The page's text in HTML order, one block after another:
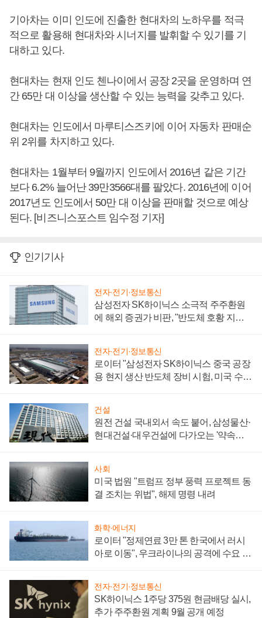
기아차는 이미 인도에 진출한 현대차의 노하우를 적극
적으로 활용해 현대차와 시너지를 발휘할 수 있기를 기
대하고 있다.
현대차는 현재 인도 첸나이에서 공장 2곳을 운영하며 연
간 65만 대 이상을 생산할 수 있는 능력을 갖추고 있다.
현대차는 인도에서 마루티스즈키에 이어 자동차 판매순
위 2위를 차지하고 있다.
현대차는 1월부터 9월까지 인도에서 2016년 같은 기간
보다 6.2% 늘어난 39만3566대를 팔았다. 2016년에 이어
2017년도 인도에서 50만 대 이상을 판매할 것으로 예상
된다. [비즈니스포스트 임수정 기자]
인기기사
전자·전기·정보통신
삼성전자 SK하이닉스 소극적 주주환원
에 해외 증권가 비판, "반도체 호황 지속
전자·전기·정보통신
로이터 "삼성전자 SK하이닉스 중국 공장
용 현지 생산 반도체 장비 시험, 미국 수출
건설
원전 건설 국내외서 속도 붙어, 삼성물산·
현대건설·대우건설에 다가오는 '약속의
사회
미국 법원 "트럼프 정부 풍력 프로젝트 동
결 조치는 위법", 해제 명령 내려
화학·에너지
로이터 "정제연료 3만 톤 한국에서 러시
아로 이동", 우크라이나의 공격에 수요 늘
전자·전기·정보통신
SK하이닉스 1주당 375원 현금배당 실시,
추가 주주환원 계획 9월 공개 예정